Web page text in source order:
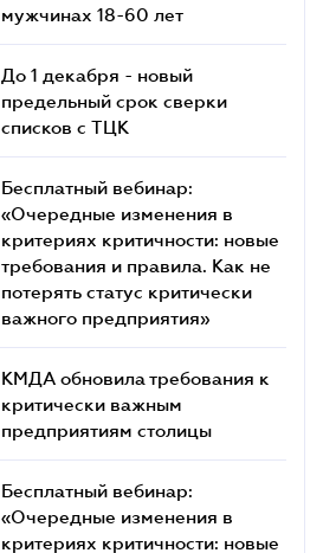
мужчинах 18-60 лет
До 1 декабря - новый
предельный срок сверки
списков c ТЦК
Бесплатный вебинар:
«Очередные изменения в
критериях критичности: новые
требования и правила. Как не
потерять статус критически
важного предприятия»
КМДА обновила требования к
критически важным
предприятиям столицы
Бесплатный вебинар:
«Очередные изменения в
критериях критичности: новые